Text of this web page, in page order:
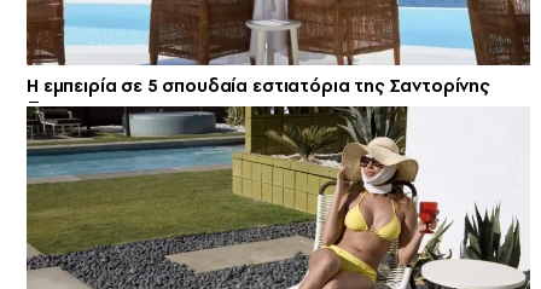
Η εμπειρία σε 5 σπουδαία εστιατόρια της Σαντορίνης